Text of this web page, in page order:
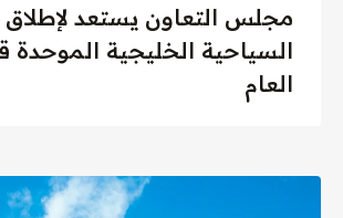
مجلس التعاون يستعد لإطلاق
السياحية الخليجية الموحدة
العام